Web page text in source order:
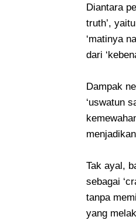
Diantara
truth’,
‘matinya
dari
Dampak
‘uswatun
Tak ayal,
sebagai
tanpa
yang